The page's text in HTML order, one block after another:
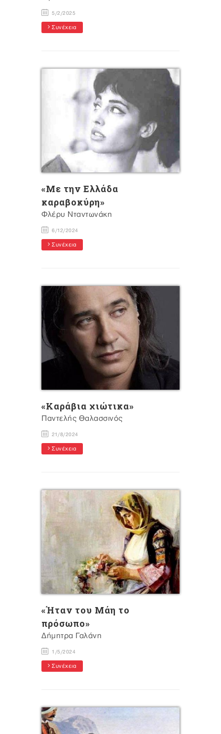
5/2/2025
Συνέχεια
«Με την Ελλάδα
καραβοκύρη»
Φλέρυ Νταντωνάκη
6/12/2024
Συνέχεια
«Καράβια χιώτικα»
Παντελής Θαλασσινός
21/8/2024
Συνέχεια
«Ήταν του Μάη το
πρόσωπο»
Δήμητρα Γαλάνη
1/5/2024
Συνέχεια